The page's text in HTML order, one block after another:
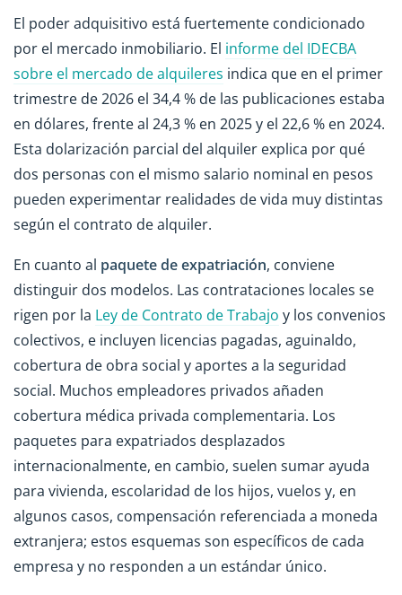
El poder adquisitivo está fuertemente condicionado
por el mercado inmobiliario. El informe del IDECBA
sobre el mercado de alquileres indica que en el primer
trimestre de 2026 el 34,4 % de las publicaciones estaba
en dólares, frente al 24,3 % en 2025 y el 22,6 % en 2024.
Esta dolarización parcial del alquiler explica por qué
dos personas con el mismo salario nominal en pesos
pueden experimentar realidades de vida muy distintas
según el contrato de alquiler.
En cuanto al paquete de expatriación, conviene
distinguir dos modelos. Las contrataciones locales se
rigen por la Ley de Contrato de Trabajo y los convenios
colectivos, e incluyen licencias pagadas, aguinaldo,
cobertura de obra social y aportes a la seguridad
social. Muchos empleadores privados añaden
cobertura médica privada complementaria. Los
paquetes para expatriados desplazados
internacionalmente, en cambio, suelen sumar ayuda
para vivienda, escolaridad de los hijos, vuelos y, en
algunos casos, compensación referenciada a moneda
extranjera; estos esquemas son específicos de cada
empresa y no responden a un estándar único.